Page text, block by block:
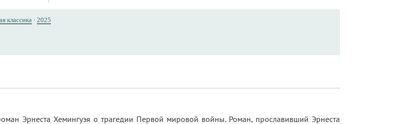
классика · 2025
Эрнеста Хемингуэя о трагедии Первой мировой войны. Роман, прославивший Эрнеста